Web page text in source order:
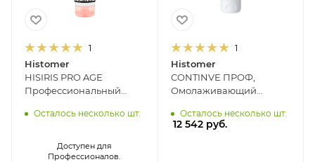
1
Histomer
HISIRIS PRO AGE
Профессиональный
для чувствительной
Осталось несколько шт.
Доступен для
Профессионалов.
1
Histomer
CONTINVE ПРОФ,
Омолаживающий
пептидами и
экзосомами HISTOMER,
Осталось несколько шт.
12 542руб.